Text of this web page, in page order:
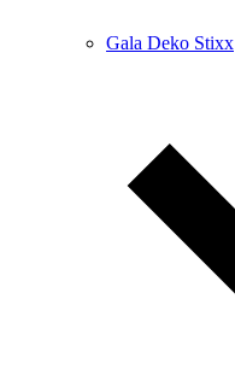
Gala Deko Stixx